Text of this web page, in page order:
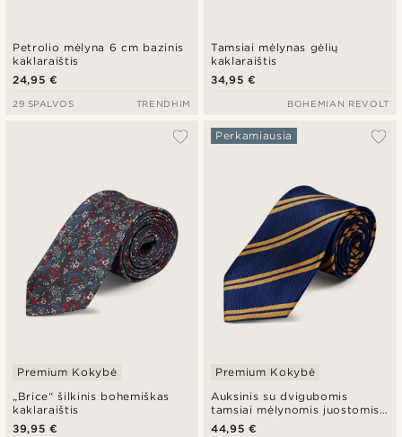
Petrolio mėlyna 6 cm bazinis
kaklaraištis
24,95 €
29 SPALVOS TRENDHIM
Tamsiai mėlynas gėlių
kaklaraištis
34,95 €
BOHEMIAN REVOLT
„Brice“ šilkinis bohemiškas
kaklaraištis
Premium Kokybė
39,95 €
Auksinis su dvigubomis
tamsiai mėlynomis juostomis
šilkinis kaklaraištis
Perkamiausia
Premium Kokybė
44,95 €